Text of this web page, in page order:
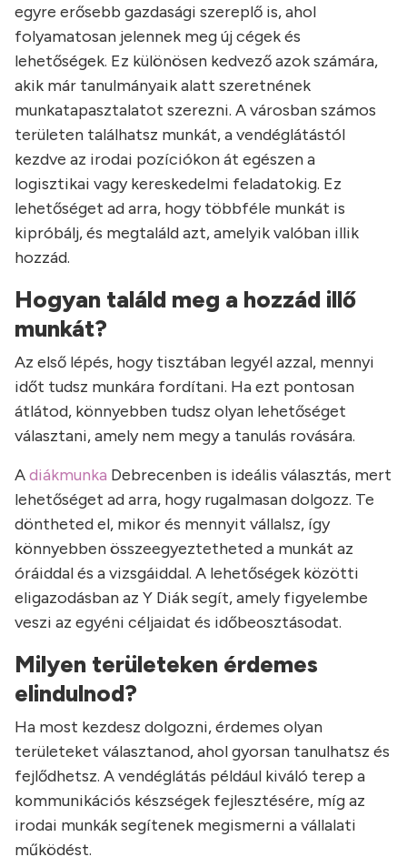
egyre erősebb gazdasági szereplő is, ahol
folyamatosan jelennek meg új cégek és
lehetőségek. Ez különösen kedvező azok számára,
akik már tanulmányaik alatt szeretnének
munkatapasztalatot szerezni. A városban számos
területen találhatsz munkát, a vendéglátástól
kezdve az irodai pozíciókon át egészen a
logisztikai vagy kereskedelmi feladatokig. Ez
lehetőséget ad arra, hogy többféle munkát is
kipróbálj, és megtaláld azt, amelyik valóban illik
hozzád.
Hogyan találd meg a hozzád illő
munkát?
Az első lépés, hogy tisztában legyél azzal, mennyi
időt tudsz munkára fordítani. Ha ezt pontosan
átlátod, könnyebben tudsz olyan lehetőséget
választani, amely nem megy a tanulás rovására.
Adiákmunka Debrecenben is ideális választás, mert
lehetőséget ad arra, hogy rugalmasan dolgozz. Te
döntheted el, mikor és mennyit vállalsz, így
könnyebben összeegyeztetheted a munkát az
óráiddal és a vizsgáiddal. A lehetőségek közötti
eligazodásban az Y Diák segít, amely figyelembe
veszi az egyéni céljaidat és időbeosztásodat.
Milyen területeken érdemes
elindulnod?
Ha most kezdesz dolgozni, érdemes olyan
területeket választanod, ahol gyorsan tanulhatsz és
fejlődhetsz. A vendéglátás például kiváló terep a
kommunikációs készségek fejlesztésére, míg az
irodai munkák segítenek megismerni a vállalati
működést.